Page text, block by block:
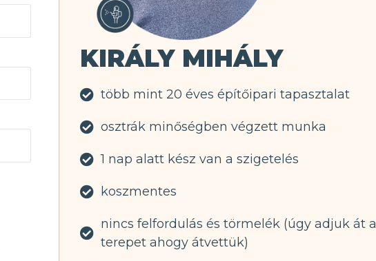
KIRÁLY MIHÁLY
több mint 20 éves építőipari tapasztalat
osztrák minőségben végzett munka
1 nap alatt kész van a szigetelés
koszmentes
nincs felfordulás és törmelék (úgy adjuk át a
terepet ahogy átvettük)